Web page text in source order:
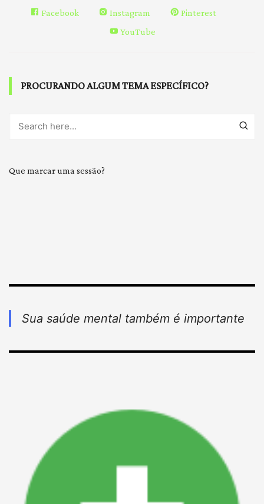
Facebook Instagram
Pinterest
YouTube
PROCURANDO ALGUM TEMA ESPECÍFICO?
Que marcar uma sessão?
Sua saúde mental também é importante